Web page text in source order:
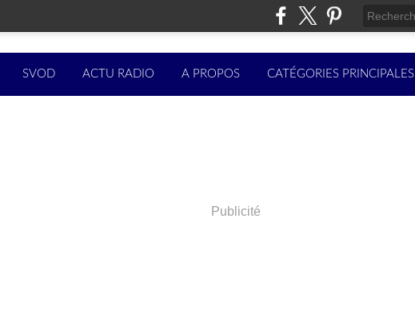
SVOD ACTU RADIO A PROPOS CATÉGORIES PRINCIPALES
Publicité